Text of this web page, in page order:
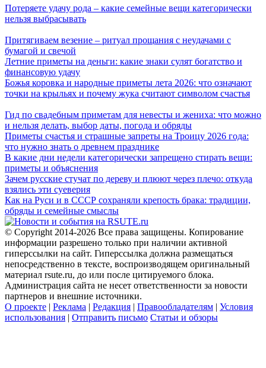
Потеряете удачу рода – какие семейные вещи категорически
нельзя выбрасывать
Притягиваем везение – ритуал прощания с неудачами с
бумагой и свечой
Летние приметы на деньги: какие знаки сулят богатство и
финансовую удачу
Божья коровка и народные приметы лета 2026: что означают
точки на крыльях и почему жука считают символом счастья
Гид по свадебным приметам для невесты и жениха: что можно
и нельзя делать, выбор даты, погода и обряды
Приметы счастья и страшные запреты на Троицу 2026 года:
что нужно знать о древнем празднике
В какие дни недели категорически запрещено стирать вещи:
приметы и объяснения
Зачем русские стучат по дереву и плюют через плечо: откуда
взялись эти суеверия
Как на Руси и в СССР сохраняли крепость брака: традиции,
обряды и семейные смыслы
© Copyright 2014-2026 Все права защищены. Копирование
информации разрешено только при наличии активной
гиперссылки на сайт. Гиперссылка должна размещаться
непосредственно в тексте, воспроизводящем оригинальный
материал rsute.ru, до или после цитируемого блока.
Администрация сайта не несет ответственности за новости
партнеров и внешние источники.
О проекте | Реклама | Редакция | Правообладателям | Условия
использования | Отправить письмо Статьи и обзоры